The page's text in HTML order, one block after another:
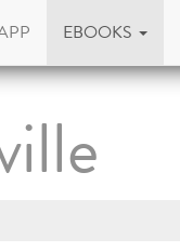
EBOOKS